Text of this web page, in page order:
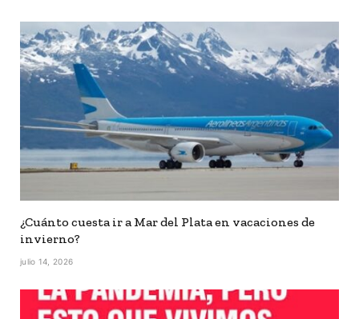
¿Cuánto cuesta ir a Mar del Plata en vacaciones de
invierno?
julio 14, 2026